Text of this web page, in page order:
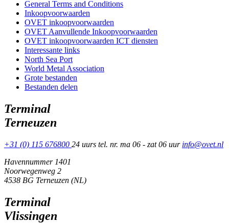
General Terms and Conditions
Inkoopvoorwaarden
OVET inkoopvoorwaarden
OVET Aanvullende Inkoopvoorwaarden
OVET inkoopvoorwaarden ICT diensten
Interessante links
North Sea Port
World Metal Association
Grote bestanden
Bestanden delen
Terminal
Terneuzen
+31 (0) 115 676800 24 uurs tel. nr. ma 06 - zat 06 uur info@ovet.nl
Havennummer 1401
Noorwegenweg 2
4538 BG Terneuzen (NL)
Terminal
Vlissingen